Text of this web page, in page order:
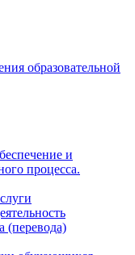
образовательной
и
процесса.
(перевода)